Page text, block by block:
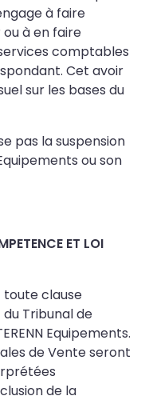
à faire
à en faire
comptables
Cet avoir
sur les bases du
pas la suspension
ou son
ET LOI
clause
Tribunal de
Equipements.
de Vente seront
de la